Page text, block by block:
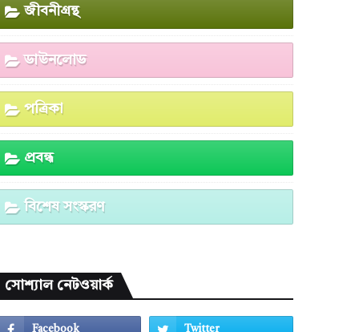
জীবনীগ্রন্থ
ডাউনলোড
পত্রিকা
প্রবন্ধ
বিশেষ সংস্করণ
সোশ্যাল নেটওয়ার্ক